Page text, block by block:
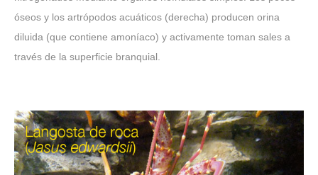
óseos y los artrópodos acuáticos (derecha) producen orina
diluida (que contiene amoníaco) y activamente toman sales a
través de la superficie branquial.